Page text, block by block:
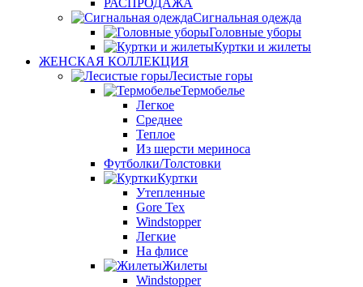
РАСПРОДАЖА
Сигнальная одежда
Головные уборы
Куртки и жилеты
ЖЕНСКАЯ КОЛЛЕКЦИЯ
Лесистые горы
Термобелье
Легкое
Среднее
Теплое
Из шерсти мериноса
Футболки/Толстовки
Куртки
Утепленные
Gore Tex
Windstopper
Легкие
На флисе
Жилеты
Windstopper